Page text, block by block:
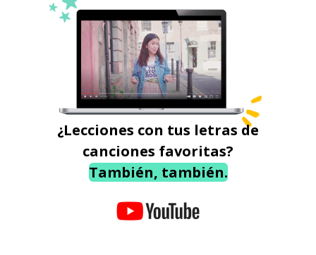
¿Lecciones con tus letras de
canciones favoritas?
También, también.